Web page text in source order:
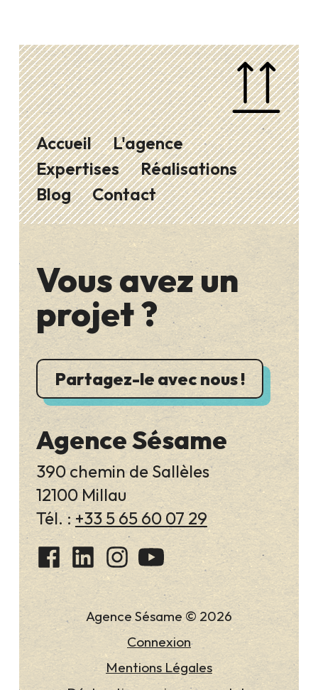
Accueil
L'agence
Expertises
Réalisations
Blog
Contact
Vous avez un
projet ?
Partagez-le avec nous !
Agence Sésame
390 chemin de Sallèles
12100 Millau
Tél. : +33 5 65 60 07 29
Agence Sésame © 2026
Connexion
Mentions Légales